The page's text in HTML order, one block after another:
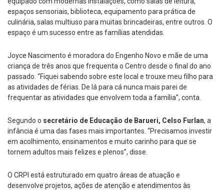
espaços sensoriais, biblioteca, equipamento para prática de
culinária, salas multiuso para muitas brincadeiras, entre outros. O
espaço é um sucesso entre as famílias atendidas.
Joyce Nascimento é moradora do Engenho Novo e mãe de uma
criança de três anos que frequenta o Centro desde o final do ano
passado. “Fiquei sabendo sobre este local e trouxe meu filho para
as atividades de férias. De lá para cá nunca mais parei de
frequentar as atividades que envolvem toda a família”, conta.
Segundo o secretário de Educação de Barueri, Celso Furlan, a
infância é uma das fases mais importantes. “Precisamos investir
em acolhimento, ensinamentos e muito carinho para que se
tornem adultos mais felizes e plenos”, disse.
O CRPI está estruturado em quatro áreas de atuação e
desenvolve projetos, ações de atenção e atendimentos às